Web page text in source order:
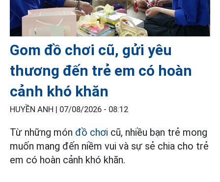
Gom đồ chơi cũ, gửi yêu
thương đến trẻ em có hoàn
cảnh khó khăn
HUYỀN ANH | 07/08/2026 - 08:12
Từ những món đồ chơi cũ, nhiều bạn trẻ mong
muốn mang đến niềm vui và sự sẻ chia cho trẻ
em có hoàn cảnh khó khăn.